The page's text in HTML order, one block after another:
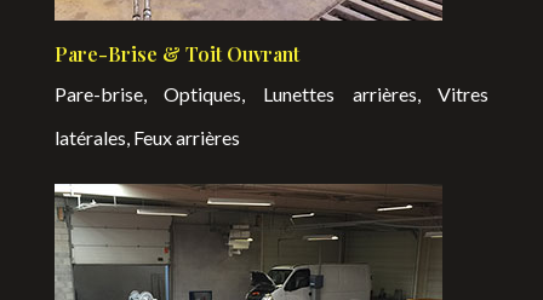
Pare-Brise & Toit Ouvrant
Pare-brise, Optiques, Lunettes arrières, Vitres
latérales, Feux arrières